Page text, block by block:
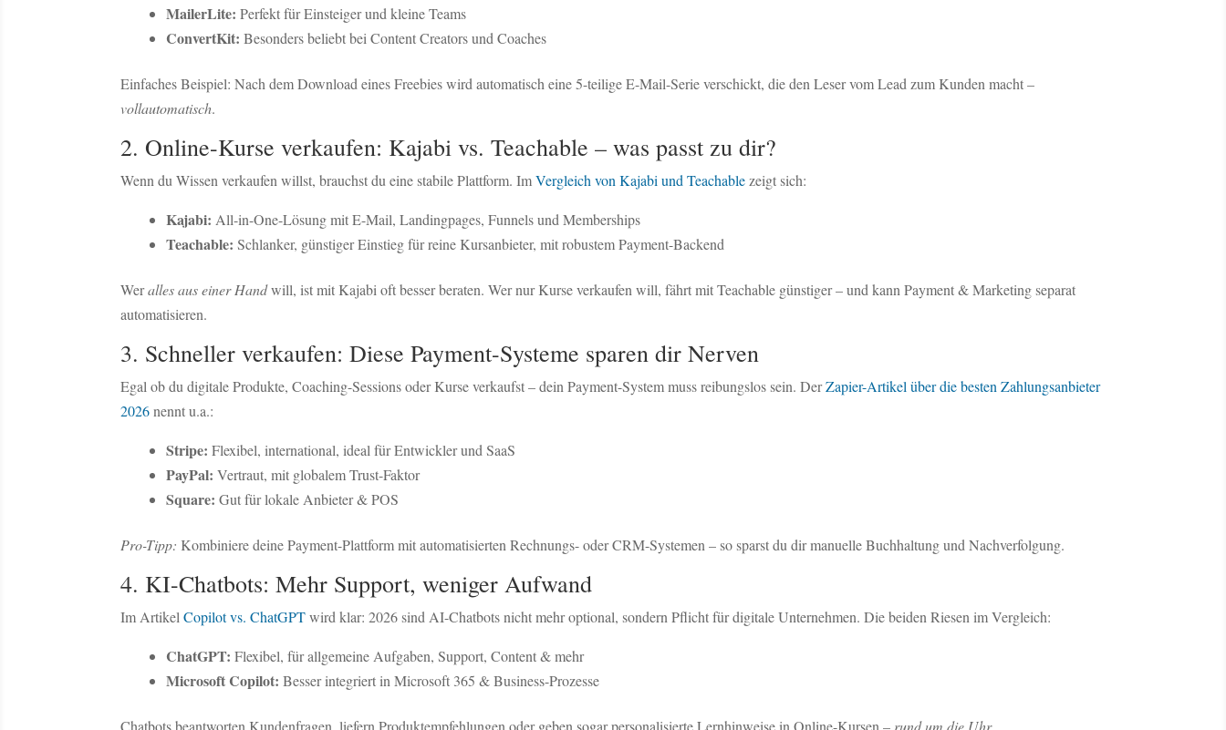
MailerLite: Perfekt für Einsteiger und kleine Teams
ConvertKit: Besonders beliebt bei Content Creators und Coaches
Einfaches Beispiel: Nach dem Download eines Freebies wird automatisch eine 5-teilige E-Mail-Serie verschickt, die den Leser vom Lead zum Kunden macht –
vollautomatisch.
2. Online-Kurse verkaufen: Kajabi vs. Teachable – was passt zu dir?
Wenn du Wissen verkaufen willst, brauchst du eine stabile Plattform. ImVergleich von Kajabi und Teachable zeigt sich:
Kajabi: All-in-One-Lösung mit E-Mail, Landingpages, Funnels und Memberships
Teachable: Schlanker, günstiger Einstieg für reine Kursanbieter, mit robustem Payment-Backend
Weralles aus einer Handwill, ist mit Kajabi oft besser beraten. Wer nur Kurse verkaufen will, fährt mit Teachable günstiger – und kann Payment & Marketing separat
automatisieren.
3. Schneller verkaufen: Diese Payment-Systeme sparen dir Nerven
Egal ob du digitale Produkte, Coaching-Sessions oder Kurse verkaufst – dein Payment-System muss reibungslos sein. DerZapier-Artikel über die besten Zahlungsanbieter
2026nennt u.a.:
Stripe: Flexibel, international, ideal für Entwickler und SaaS
PayPal: Vertraut, mit globalem Trust-Faktor
Square: Gut für lokale Anbieter & POS
Pro-Tipp: Kombiniere deine Payment-Plattform mit automatisierten Rechnungs- oder CRM-Systemen – so sparst du dir manuelle Buchhaltung und Nachverfolgung.
4. KI-Chatbots: Mehr Support, weniger Aufwand
Im Artikel Copilot vs. ChatGPTwird klar: 2026 sind AI-Chatbots nicht mehr optional, sondern Pflicht für digitale Unternehmen. Die beiden Riesen im Vergleich:
ChatGPT: Flexibel, für allgemeine Aufgaben, Support, Content & mehr
Microsoft Copilot: Besser integriert in Microsoft 365 & Business-Prozesse
Chatbots beantworten Kundenfragen, liefern Produktempfehlungen oder geben sogar personalisierte Lernhinweise in Online-Kursen – rund um die Uhr.